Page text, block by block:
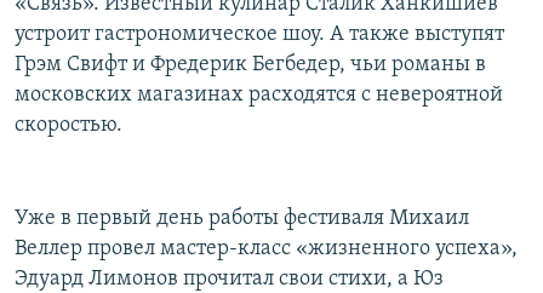
«Связь». Известный кулинар Сталик Ханкишиев
устроит гастрономическое шоу. А также выступят
Грэм Свифт и Фредерик Бегбедер, чьи романы в
московских магазинах расходятся с невероятной
скоростью.
Уже в первый день работы фестиваля Михаил
Веллер провел мастер-класс «жизненного успеха»,
Эдуард Лимонов прочитал свои стихи, а Юз